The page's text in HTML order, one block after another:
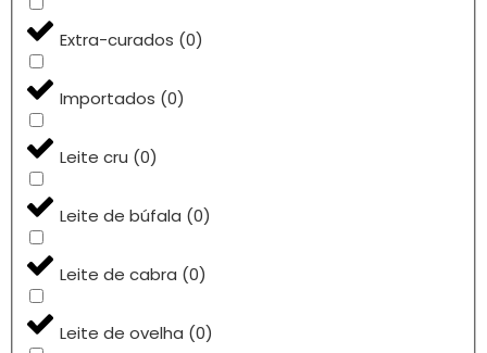
Extra-curados (0)
Importados (0)
Leite cru (0)
Leite de búfala (0)
Leite de cabra (0)
Leite de ovelha (0)